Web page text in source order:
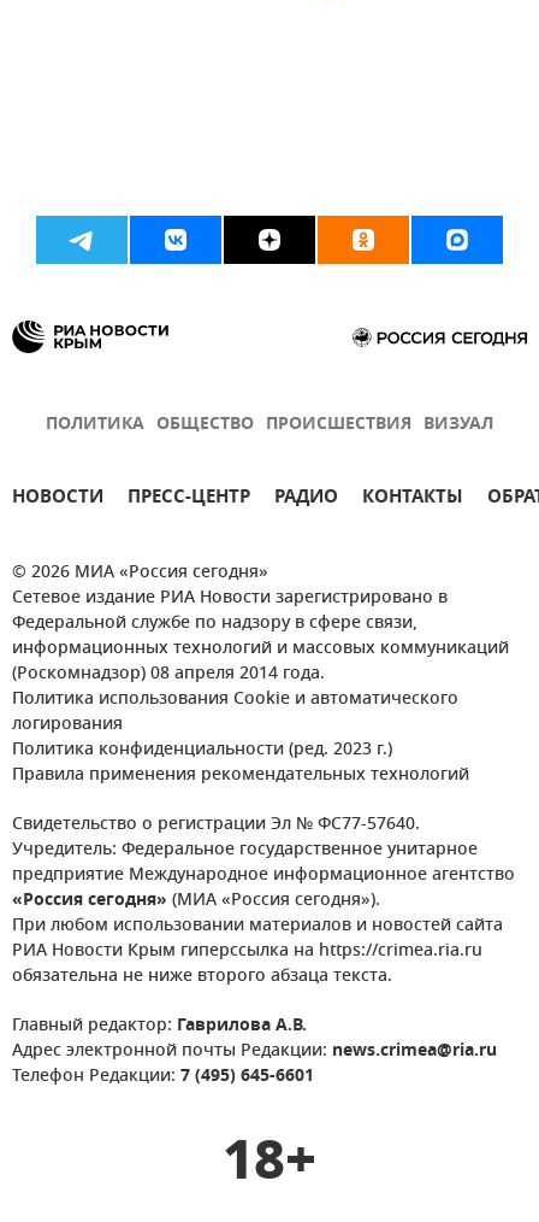
ПОЛИТИКА ОБЩЕСТВО ПРОИСШЕСТВИЯ ВИЗУАЛ
НОВОСТИ ПРЕСС-ЦЕНТР РАДИО КОНТАКТЫ
© 2026 МИА «Россия сегодня»
Сетевое издание РИА Новости зарегистрировано в
Федеральной службе по надзору в сфере связи,
информационных технологий и массовых коммуникаций
(Роскомнадзор) 08 апреля 2014 года.
Политика использования Cookie и автоматического
логирования
Политика конфиденциальности (ред. 2023 г.)
Правила применения рекомендательных технологий
Свидетельство о регистрации Эл № ФС77-57640.
Учредитель: Федеральное государственное унитарное
предприятие Международное информационное агентство
«Россия сегодня» (МИА «Россия сегодня»).
При любом использовании материалов и новостей сайта
РИА Новости Крым гиперссылка на https://crimea.ria.ru
обязательна не ниже второго абзаца текста.
Главный редактор: Гаврилова А.В.
Адрес электронной почты Редакции: news.crimea@ria.ru
Телефон Редакции: 7 (495) 645-6601
18+